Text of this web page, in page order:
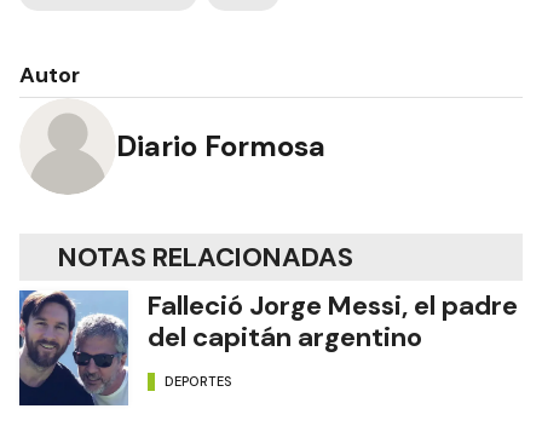
Autor
Diario Formosa
NOTAS RELACIONADAS
Falleció Jorge Messi, el padre
del capitán argentino
DEPORTES